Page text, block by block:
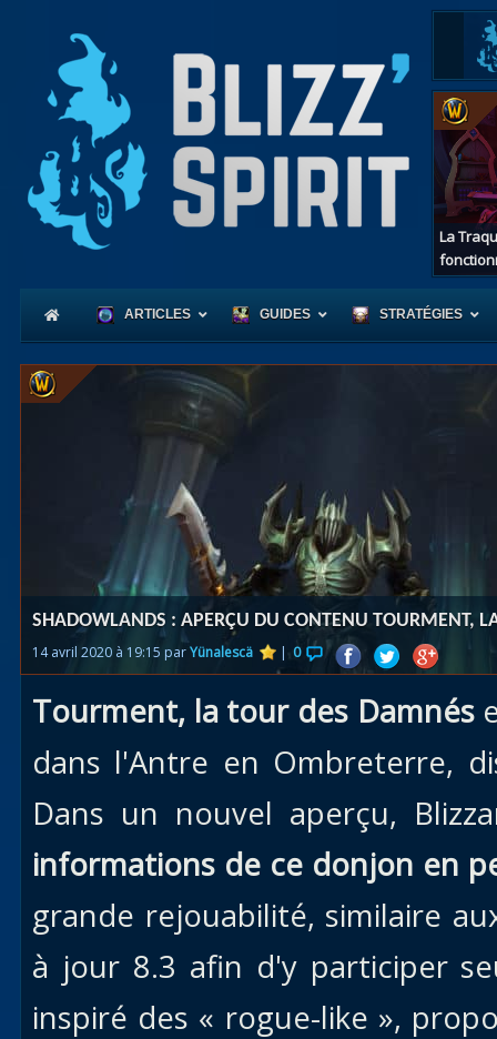
La
ARTICLES GUIDES
Races
alliées
des îles
le vol
Uldum
Val
STRATÉGIES
SHADOWLANDS : APERÇU DU CONTENU TOURMENT,
14 avril 2020 à 19:15 parYünalescä | 0
Tourment, la tour des Damnés
dans l'Antre en Ombreterre,
Dans un nouvel aperçu,
informations de ce donjon en
grande rejouabilité, similaire
à jour 8.3 afin d'y participer
inspiré des « rogue-like »,